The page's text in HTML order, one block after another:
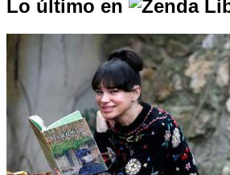
Lo último en